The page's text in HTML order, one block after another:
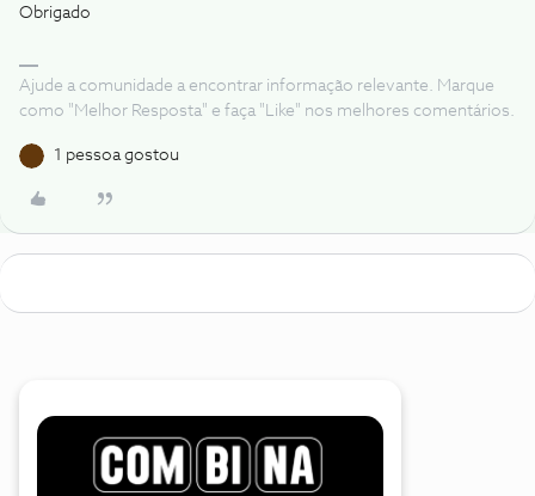
Obrigado
Ajude a comunidade a encontrar informação relevante. Marque
como "Melhor Resposta" e faça "Like" nos melhores comentários.
1 pessoa gostou